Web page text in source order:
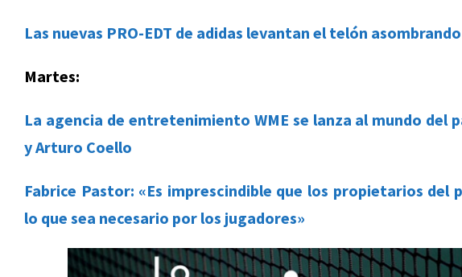
Las nuevas PRO-EDT de adidas levantan el telón
Martes:
La agencia de entretenimiento WME se lanza al mundo del
y Arturo Coello
Fabrice Pastor: «Es imprescindible que los propietarios del
lo que sea necesario por los jugadores»